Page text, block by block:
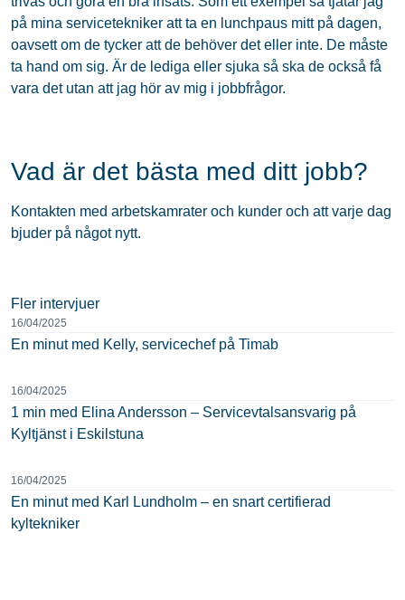
Fler intervjuer
16/04/2025
En minut med Kelly, servicechef på Timab
16/04/2025
1 min med Elina Andersson – Servicevtalsansvarig på
Kyltjänst i Eskilstuna
16/04/2025
En minut med Karl Lundholm – en snart certifierad
kyltekniker
på mina servicetekniker att ta en lunchpaus mitt på dagen,
oavsett om de tycker att de behöver det eller inte. De måste
ta hand om sig. Är de lediga eller sjuka så ska de också få
vara det utan att jag hör av mig i jobbfrågor.
Vad är det bästa med ditt jobb?
Kontakten med arbetskamrater och kunder och att varje dag
bjuder på något nytt.